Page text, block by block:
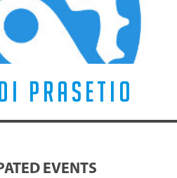
PRASETIO
EVENTS